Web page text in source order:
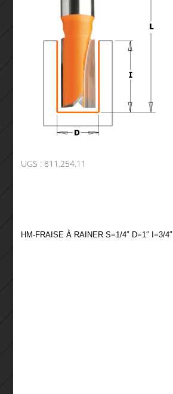
UGS : 811.254.11
HM-FRAISE À RAINER S=1/4″ D=1″ I=3/4″